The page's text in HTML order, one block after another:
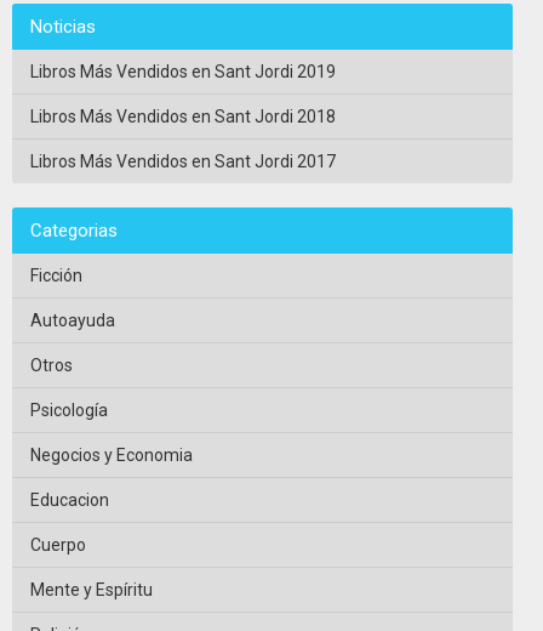
Noticias
Libros Más Vendidos en Sant Jordi 2019
Libros Más Vendidos en Sant Jordi 2018
Libros Más Vendidos en Sant Jordi 2017
Categorias
Ficción
Autoayuda
Otros
Psicología
Negocios y Economia
Educacion
Cuerpo
Mente y Espíritu